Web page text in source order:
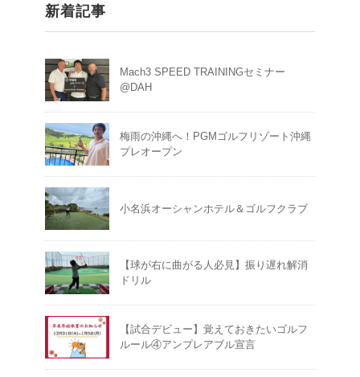
新着記事
Mach3 SPEED TRAININGセミナー
@DAH
梅雨の沖縄へ！PGMゴルフリゾート沖縄
プレオープン
小名浜オーシャンホテル＆ゴルフクラブ
【球が右に曲がる人必見】振り遅れ解消
ドリル
【試合デビュー】覚えておきたいゴルフ
ルール④アンプレアブル宣言